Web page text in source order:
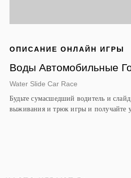
ОПИСАНИЕ ОНЛАЙН ИГРЫ
Воды Автомобильные
Water Slide Car Race
Будьте сумасшедший водитель и
выживания и трюк игры и получайте